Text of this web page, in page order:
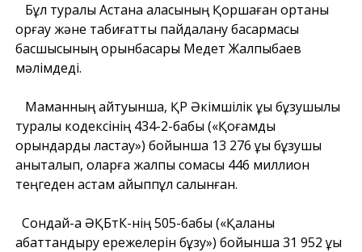
Бұл туралы Астана қаласының Қоршаған ортаны
қорғау және табиғатты пайдалану басқармасы
басшысының орынбасары Медет Жалпыбаев
мәлімдеді.
Маманның айтуынша, ҚР Әкімшілік құқық бұзушылық
туралы кодексінің 434-2-бабы («Қоғамдық
орындарды ластау») бойынша 13 276 құқық бұзушы
анықталып, оларға жалпы сомасы 446 миллион
теңгеден астам айыппұл салынған.
Сондай-ақ ӘҚБтК-нің 505-бабы («Қаланы
абаттандыру ережелерін бұзу») бойынша 31 952 құқық